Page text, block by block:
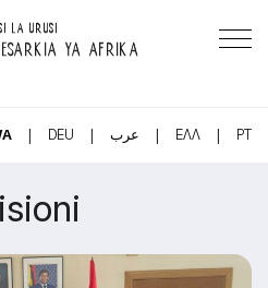
LA URUSI
YA AFRIKA
| DEU | عرب | ΕΛΛ | PT